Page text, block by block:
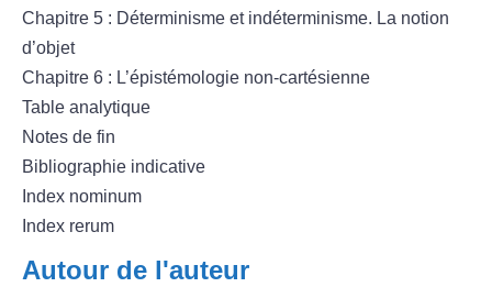
Chapitre 5 : Déterminisme et indéterminisme. La notion
d’objet
Chapitre 6 : L’épistémologie non-cartésienne
Table analytique
Notes de fin
Bibliographie indicative
Index nominum
Index rerum
Autour de l'auteur